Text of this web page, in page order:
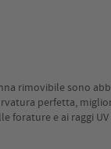
rimovibile sono
perfetta,
e ai raggi